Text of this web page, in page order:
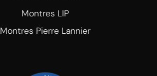
Montres LIP
Montres Pierre Lannier